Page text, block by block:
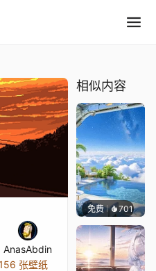
AnasAbdin
张壁纸
相似内容
免费 701豆子